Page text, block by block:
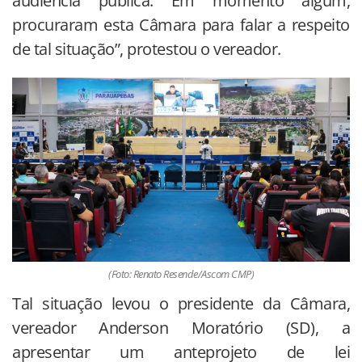
procuraram esta Câmara para falar a respeito
de tal situação”, protestou o vereador.
(Foto: Renato Resende/Ascom CMP)
Tal situação levou o presidente da Câmara,
vereador Anderson Moratório (SD), a
apresentar um anteprojeto de lei